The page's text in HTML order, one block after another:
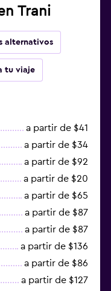
Trani
alternativos
tu viaje
a partir de $41
a partir de $34
a partir de $92
a partir de $20
a partir de $65
a partir de $87
a partir de $87
a partir de $136
a partir de $86
a partir de $127